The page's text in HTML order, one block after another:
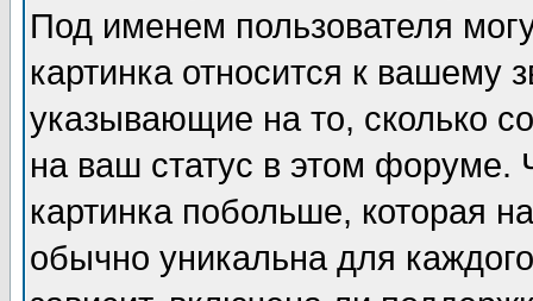
Под именем пользователя
картинка относится к вашему
указывающие на то, сколько
на ваш статус в этом форуме.
картинка побольше, которая
обычно уникальна для